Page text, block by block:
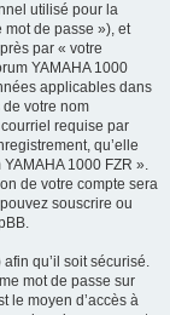
utilisé pour la
de passe »), et
par « votre
YAMAHA 1000
applicables dans
votre nom
requise par
qu’elle
1000 FZR ».
de votre compte sera
souscrire ou
qu’il soit sécurisé.
mot de passe sur
le moyen d’accès à